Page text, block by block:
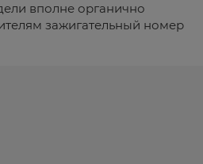
вполне органично
зажигательный номер